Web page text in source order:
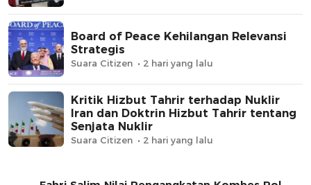
Board of Peace Kehilangan Relevansi
Strategis
Suara Citizen 2 hari yang lalu
Kritik Hizbut Tahrir terhadap Nuklir
Iran dan Doktrin Hizbut Tahrir tentang
Senjata Nuklir
Suara Citizen 2 hari yang lalu